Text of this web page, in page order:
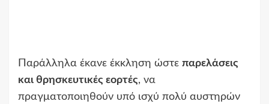
Παράλληλα έκανε έκκληση ώστε παρελάσεις
και θρησκευτικές εορτές, να
πραγματοποιηθούν υπό ισχύ πολύ αυστηρών